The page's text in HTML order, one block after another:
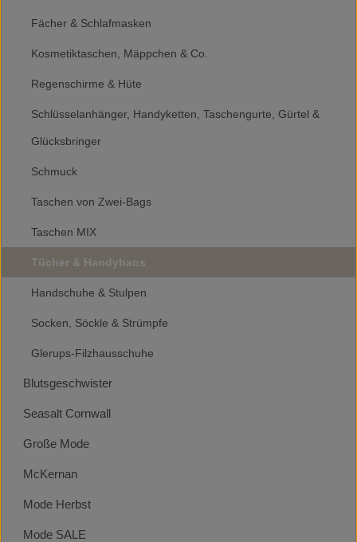
Fächer & Schlafmasken
Kosmetiktaschen, Mäppchen & Co.
Regenschirme & Hüte
Schlüsselanhänger, Handyketten, Taschengurte, Gürtel &
Glücksbringer
Schmuck
Taschen von Zwei-Bags
Taschen MIX
Tücher & Handybans
Handschuhe & Stulpen
Socken, Söckle & Strümpfe
Glerups-Filzhausschuhe
Blutsgeschwister
Seasalt Cornwall
Große Mode
McKernan
Mode Herbst
Mode SALE